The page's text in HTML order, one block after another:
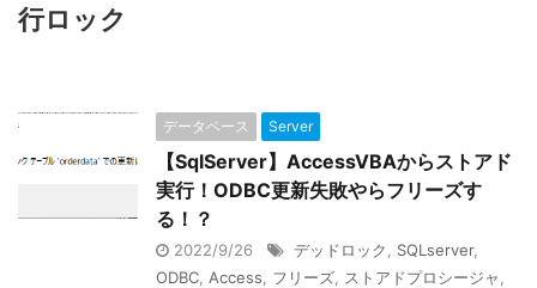
行ロック
データベース Server
【SqlServer】AccessVBAからストアド
実行！ODBC更新失敗やらフリーズす
る！？
2022/9/26 デッドロック SQLserver,
ODBC Access フリーズ ストアドプロシージャ